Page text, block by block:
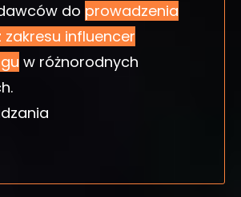
do prowadzenia
zakresu influencer
w różnorodnych